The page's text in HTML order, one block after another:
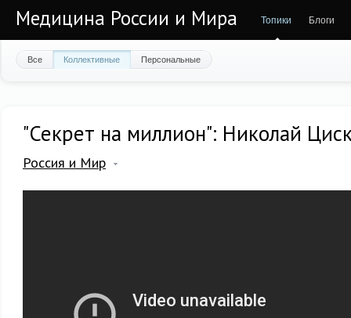
Медицина России и Мира Топики Блоги
Все Коллективные Персональные
"Секрет на миллион": Николай
Россия и Мир